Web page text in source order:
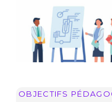
OBJECTIFS